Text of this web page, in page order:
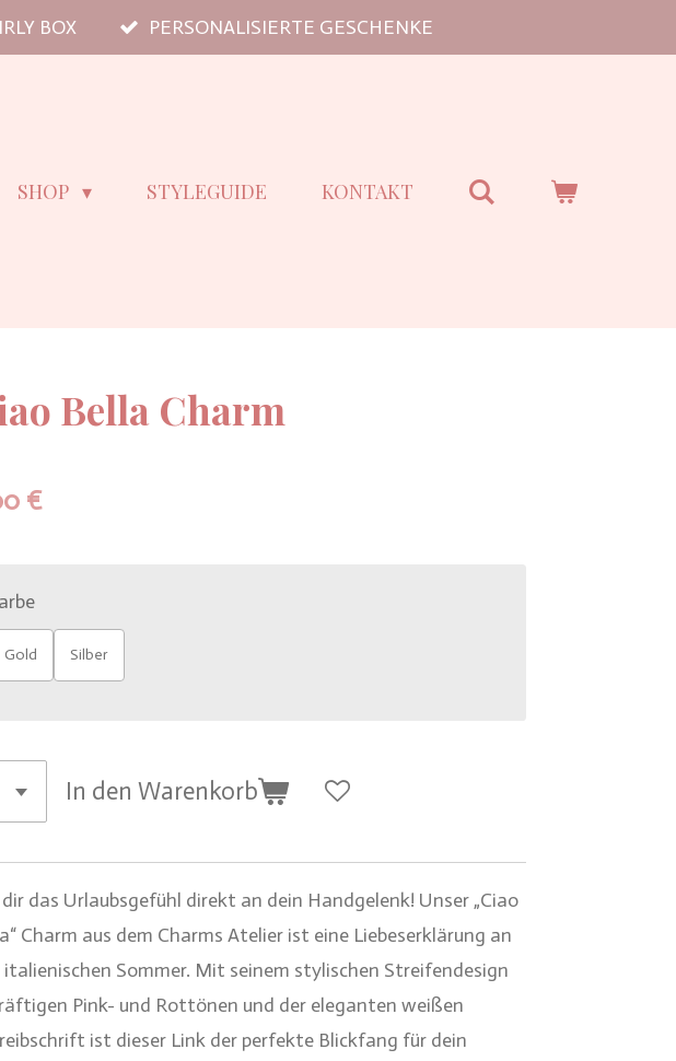
BOX PERSONALISIERTE GESCHENKE
SHOP STYLEGUIDE KONTAKT
Bella Charm
€
Gold Silber
In den Warenkorb
das Urlaubsgefühl direkt an dein Handgelenk! Unser „Ciao
Charm aus dem Charms Atelier ist eine Liebeserklärung an
italienischen Sommer. Mit seinem stylischen Streifendesign
Pink- und Rottönen und der eleganten weißen
ist dieser Link der perfekte Blickfang für dein